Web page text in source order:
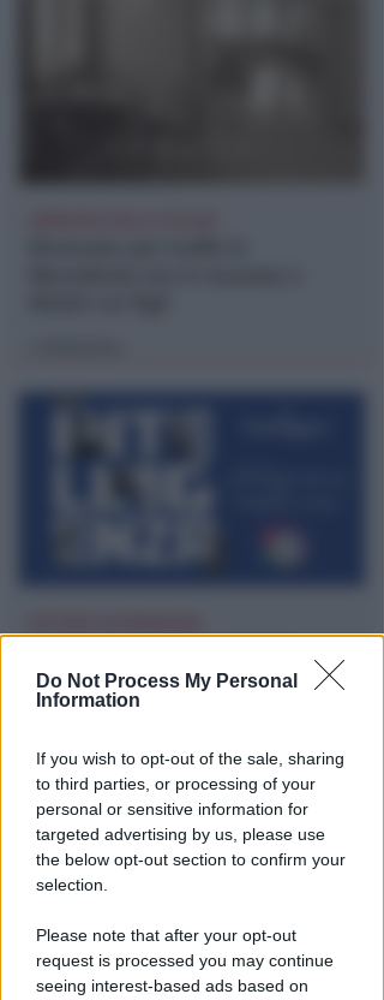
Do Not Process My Personal
Information
If you wish to opt-out of the sale, sharing
to third parties, or processing of your
personal or sensitive information for
targeted advertising by us, please use
the below opt-out section to confirm your
selection.
Please note that after your opt-out
request is processed you may continue
seeing interest-based ads based on
seconda provincia in Italia per
crescita
diRedazione